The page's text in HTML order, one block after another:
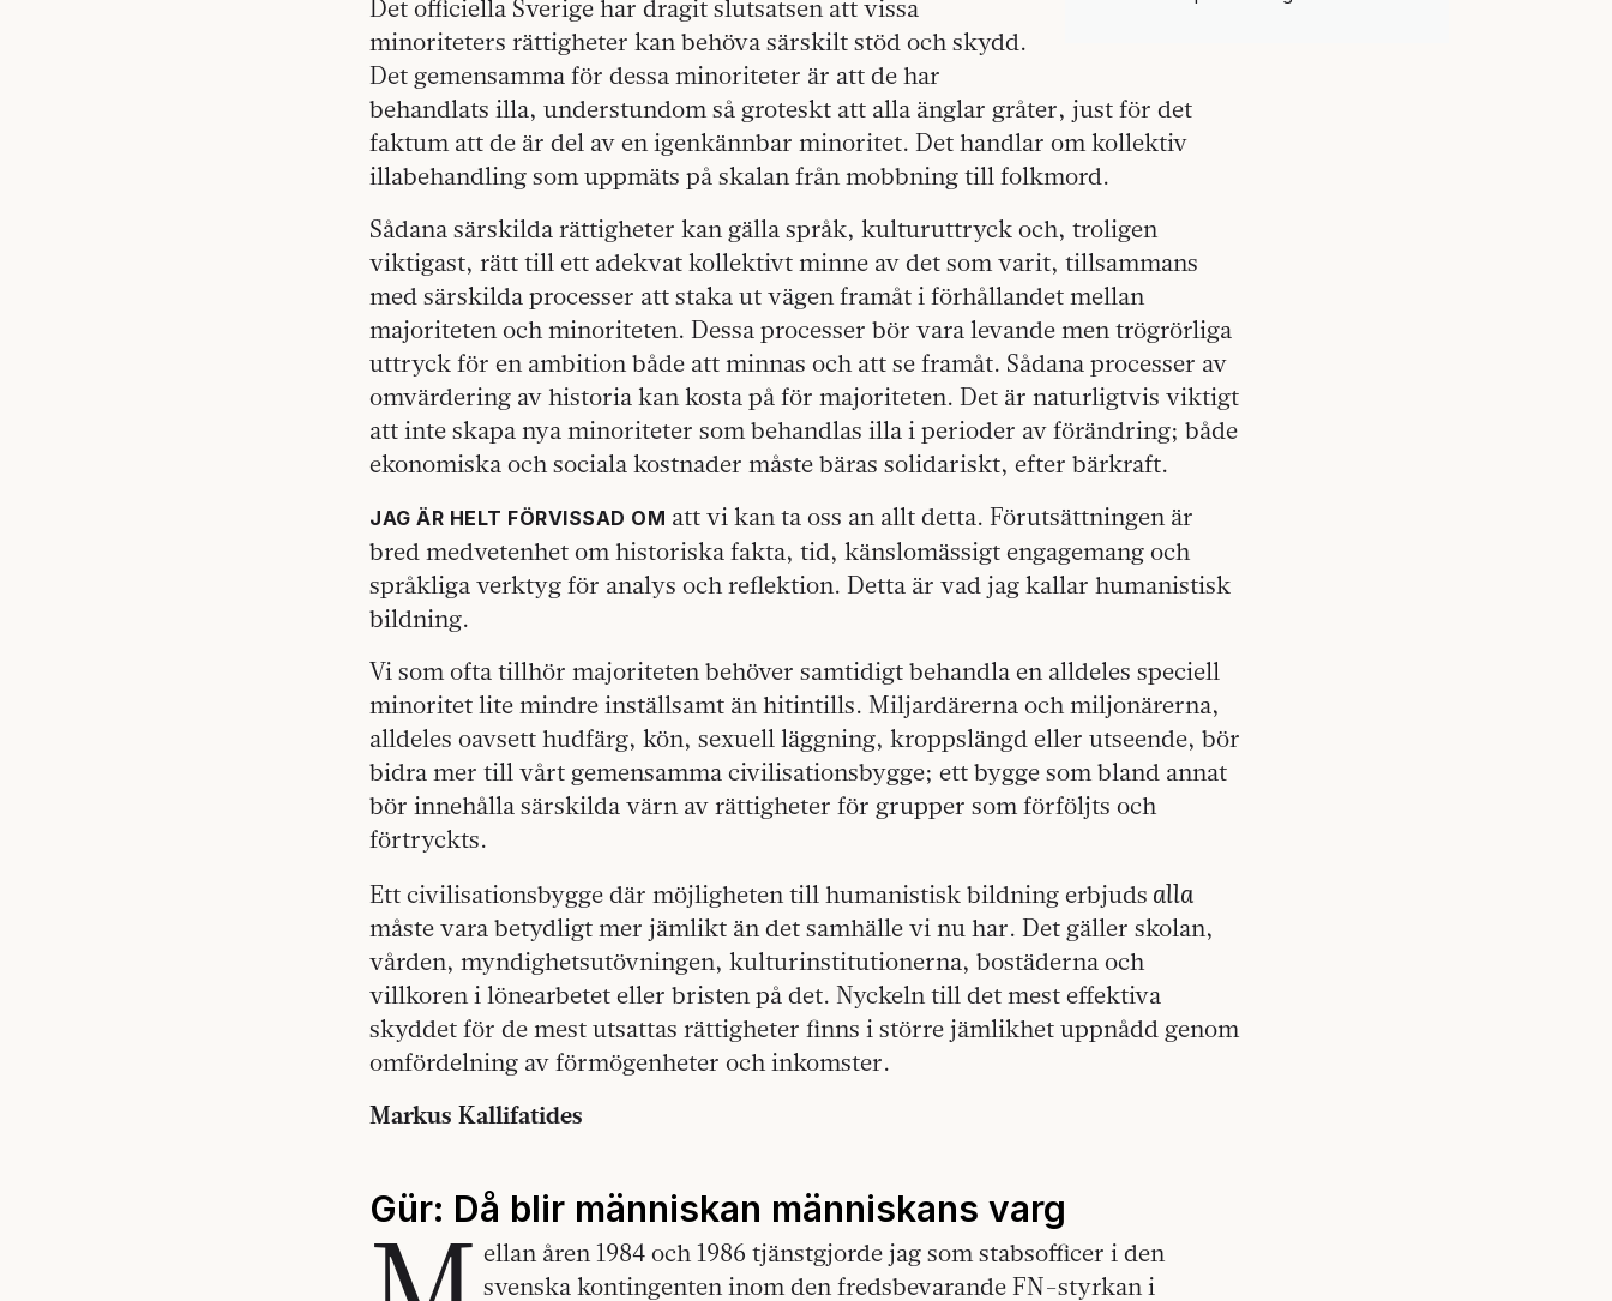
Det officiella Sverige har dragit slutsatsen att vissa
minoriteters rättigheter kan behöva särskilt stöd och skydd.
Det gemensamma för dessa minoriteter är att de har
behandlats illa, understundom så groteskt att alla änglar gråter, just för det
faktum att de är del av en igenkännbar minoritet. Det handlar om kollektiv
illabehandling som uppmäts på skalan från mobbning till folkmord.
Sådana särskilda rättigheter kan gälla språk, kulturuttryck och, troligen
viktigast, rätt till ett adekvat kollektivt minne av det som varit, tillsammans
med särskilda processer att staka ut vägen framåt i förhållandet mellan
majoriteten och minoriteten. Dessa processer bör vara levande men trögrörliga
uttryck för en ambition både att minnas och att se framåt. Sådana processer av
omvärdering av historia kan kosta på för majoriteten. Det är naturligtvis viktigt
att inte skapa nya minoriteter som behandlas illa i perioder av förändring; både
ekonomiska och sociala kostnader måste bäras solidariskt, efter bärkraft.
JAG ÄR HELT FÖRVISSAD OM att vi kan ta oss an allt detta. Förutsättningen är
bred medvetenhet om historiska fakta, tid, känslomässigt engagemang och
språkliga verktyg för analys och reflektion. Detta är vad jag kallar humanistisk
bildning.
Vi som ofta tillhör majoriteten behöver samtidigt behandla en alldeles speciell
minoritet lite mindre inställsamt än hitintills. Miljardärerna och miljonärerna,
alldeles oavsett hudfärg, kön, sexuell läggning, kroppslängd eller utseende, bör
bidra mer till vårt gemensamma civilisationsbygge; ett bygge som bland annat
bör innehålla särskilda värn av rättigheter för grupper som förföljts och
förtryckts.
Ett civilisationsbygge där möjligheten till humanistisk bildning erbjuds alla
måste vara betydligt mer jämlikt än det samhälle vi nu har. Det gäller skolan,
vården, myndighetsutövningen, kulturinstitutionerna, bostäderna och
villkoren i lönearbetet eller bristen på det. Nyckeln till det mest effektiva
skyddet för de mest utsattas rättigheter finns i större jämlikhet uppnådd genom
omfördelning av förmögenheter och inkomster.
Markus Kallifatides
Gür: Då blir människan människans varg
ellan åren 1984 och 1986 tjänstgjorde jag som stabsofficer i den
svenska kontingenten inom den fredsbevarande FN-styrkan i